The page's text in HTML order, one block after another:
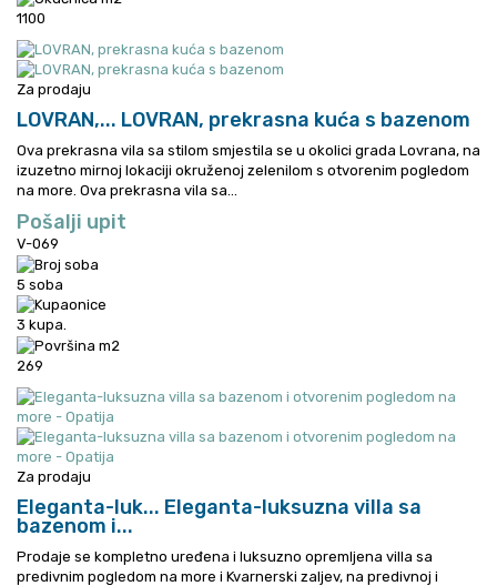
1100
Za prodaju
LOVRAN,... LOVRAN, prekrasna kuća s bazenom
Ova prekrasna vila sa stilom smjestila se u okolici grada Lovrana, na
izuzetno mirnoj lokaciji okruženoj zelenilom s otvorenim pogledom
na more. Ova prekrasna vila sa...
Pošalji upit
V-069
5 soba
3 kupa.
269
Za prodaju
Eleganta-luk... Eleganta-luksuzna villa sa
bazenom i...
Prodaje se kompletno uređena i luksuzno opremljena villa sa
predivnim pogledom na more i Kvarnerski zaljev, na predivnoj i